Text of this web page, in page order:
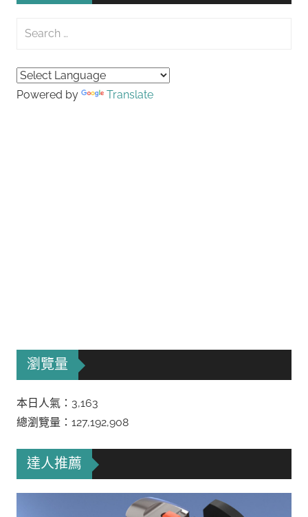
Search
Powered by Translate
瀏覽量
本日人氣：3,163
總瀏覽量：127,192,908
達人推薦